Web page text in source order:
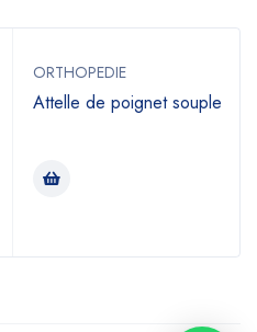
ORTHOPEDIE
Attelle de poignet souple